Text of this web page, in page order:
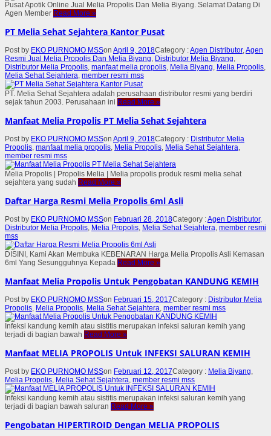
Pusat Apotik Online Jual Melia Propolis Dan Melia Biyang. Selamat Datang Di
Agen Member Read More »
PT Melia Sehat Sejahtera Kantor Pusat
Post by EKO PURNOMO MSSon April 9, 2018Category :Agen Distributor,Agen
Resmi Jual Melia Propolis Dan Melia Biyang, Distributor Melia Biyang,
Distributor Melia Propolis, manfaat melia propolis, Melia Biyang, Melia Propolis,
Melia Sehat Sejahtera, member resmi mss
PT. Melia Sehat Sejahtera adalah perusahaan distributor resmi yang berdiri
sejak tahun 2003. Perusahaan ini Read More »
Manfaat Melia Propolis PT Melia Sehat Sejahtera
Post by EKO PURNOMO MSSon April 9, 2018Category : Distributor Melia
Propolis, manfaat melia propolis, Melia Propolis, Melia Sehat Sejahtera,
member resmi mss
Melia Propolis | Propolis Melia | Melia propolis produk resmi melia sehat
sejahtera yang sudah Read More »
Daftar Harga Resmi Melia Propolis 6ml Asli
Post by EKO PURNOMO MSSon Februari 28, 2018Category :Agen Distributor,
Distributor Melia Propolis, Melia Propolis, Melia Sehat Sejahtera, member resmi
mss
DISINI, Kami Akan Membuka KEBENARAN Harga Melia Propolis Asli Kemasan
6ml Yang Sesungguhnya Kepada Read More »
Manfaat Melia Propolis Untuk Pengobatan KANDUNG KEMIH
Post by EKO PURNOMO MSSon Februari 15, 2017Category : Distributor Melia
Propolis, Melia Propolis, Melia Sehat Sejahtera, member resmi mss
Infeksi kandung kemih atau sistitis merupakan infeksi saluran kemih yang
terjadi di bagian bawah Read More »
Manfaat MELIA PROPOLIS Untuk INFEKSI SALURAN KEMIH
Post by EKO PURNOMO MSSon Februari 12, 2017Category : Melia Biyang,
Melia Propolis, Melia Sehat Sejahtera, member resmi mss
Infeksi kandung kemih atau sistitis merupakan infeksi saluran kemih yang
terjadi di bagian bawah saluran Read More »
Pengobatan HIPERTIROID Dengan MELIA PROPOLIS